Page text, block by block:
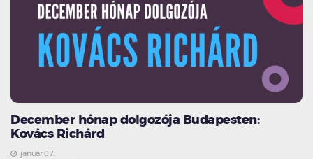
December hónap dolgozója Budapesten:
Kovács Richárd
január 07.